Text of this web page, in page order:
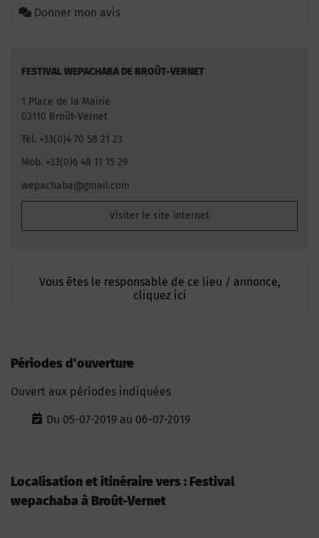
Donner mon avis
FESTIVAL WEPACHABA DE BROÛT-VERNET
1 Place de la Mairie
03110 Broût-Vernet
Tél. +33(0)4 70 58 21 23
Mob. +33(0)6 48 11 15 29
wepachaba@gmail.com
Visiter le site internet
Vous êtes le responsable de ce lieu / annonce,
cliquez ici
Périodes d'ouverture
Ouvert aux périodes indiquées
Du 05-07-2019 au 06-07-2019
Localisation et itinéraire vers : Festival
wepachaba à Broût-Vernet